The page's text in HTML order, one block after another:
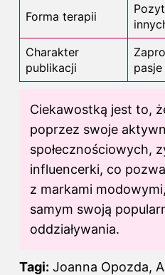
Forma terapii
Charakter
publikacji
Ciekawostką jest to,
poprzez swoje
społecznościowych,
influencerki, co
z markami
samym swoją
oddziaływania.
Tagi: Joanna Opozda,